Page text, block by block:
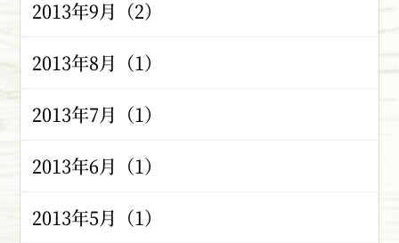
2013年9月（2）
2013年8月（1）
2013年7月（1）
2013年6月（1）
2013年5月（1）